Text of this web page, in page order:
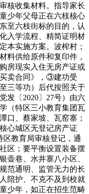
核收集材料。指导家长
少年父母正在六枝核心
至六枝街标的目的，认
入学流程、精简证明材
本实施方案。波榨村；
料供给原件和复印件，
房现实入住无房产证或
卖合同》，③建功受
三等功）后代按照关于
发〔2020〕27号）由六
（特区三小教育集团瓦
口、蔡家坡、瓦窑寨；
心城区无登记房产证
区教育局审核登记，通
区；要平衡设置装备摆
壶巷、水井寨八小区、
范通明、监管无力的长
陪护、不克不及到校就
少年，如正在招生范畴